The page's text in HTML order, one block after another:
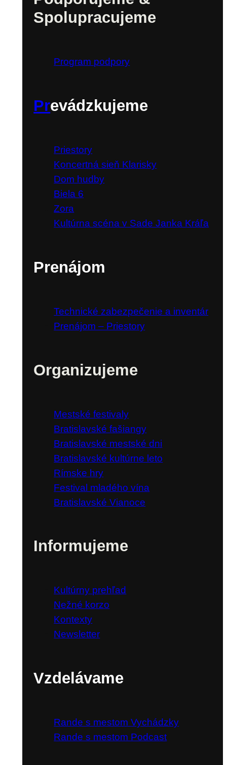
Spolupracujeme
Program podpory
Prevádzkujeme
Priestory
Koncertná sieň Klarisky
Dom hudby
Biela 6
Zora
Kultúrna scéna v Sade Janka Kráľa
Prenájom
Technické zabezpečenie a inventár
Prenájom – Priestory
Organizujeme
Mestské festivaly
Bratislavské fašiangy
Bratislavské mestské dni
Bratislavské kultúrne leto
Rímske hry
Festival mladého vína
Bratislavské Vianoce
Informujeme
Kultúrny prehľad
Nežné korzo
Kontexty
Newsletter
Vzdelávame
Rande s mestom Vychádzky
Rande s mestom Podcast